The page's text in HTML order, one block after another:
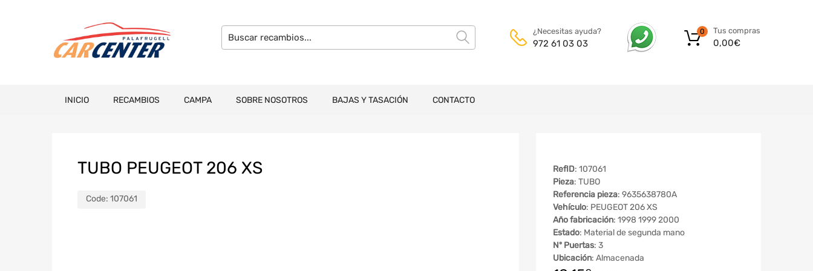
¿Necesitas ayuda?
972 61 03 03
Tus compras
0,00€
0
INICIO RECAMBIOS CAMPA SOBRE NOSOTROS BAJAS Y TASACIÓN CONTACTO
TUBO PEUGEOT 206 XS
Code: 107061
RefID: 107061
Pieza: TUBO
Referencia pieza: 9635638780A
Vehículo: PEUGEOT 206 XS
Año fabricación: 1998 1999 2000
Estado: Material de segunda mano
Nº Puertas: 3
Ubicación: Almacenada